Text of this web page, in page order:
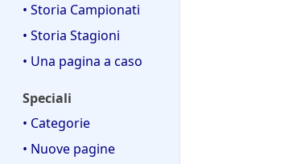
• Storia Campionati
• Storia Stagioni
• Una pagina a caso
Speciali
• Categorie
• Nuove pagine